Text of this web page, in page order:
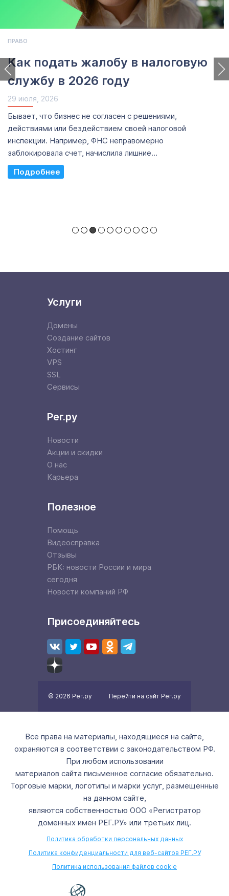
ПРАВО
Как подать жалобу в налоговую
службу в 2026 году
29 июля, 2026
Бывает, что бизнес не согласен с решениями,
действиями или бездействием своей налоговой
инспекции. Например, ФНС неправомерно
заблокировала счет, начислила лишние...
Read More
Услуги
Домены
Создание сайтов
Хостинг
VPS
SSL
Сервисы
Рег.ру
Новости
Акции и скидки
О нас
Карьера
Полезное
Помощь
Видеосправка
Отзывы
РБК: новости России и мира
сегодня
Новости компаний РФ
Присоединяйтесь
© 2026 Рег.ру Перейти на сайт Рег.ру
Все права на материалы, находящиеся на сайте,
охраняются в соответствии с законодательством РФ.
При любом использовании
материалов сайта письменное согласие обязательно.
Торговые марки, логотипы и марки услуг, размещенные
на данном сайте,
являются собственностью ООО «Регистратор
доменных имен РЕГ.РУ» или третьих лиц.
Политика обработки персональных данных
Политика конфиденциальности для веб-сайтов РЕГ.РУ
Политика использования файлов cookie